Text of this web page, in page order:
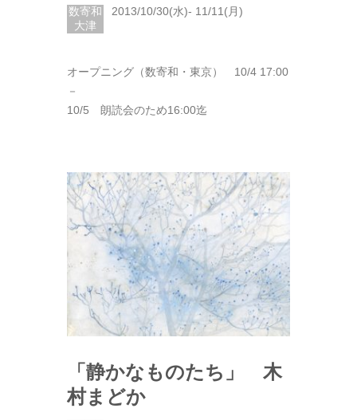
数寄和
大津
2013/10/30(水)- 11/11(月)
オープニング（数寄和・東京） 10/4 17:00
－
10/5 朗読会のため16:00迄
「静かなものたち」 木
村まどか